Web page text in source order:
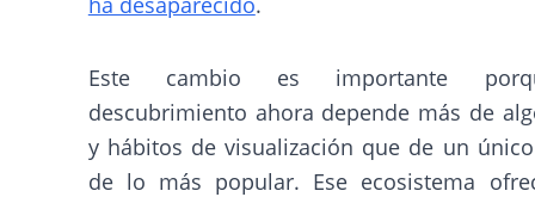
Este cambio es importante
descubrimiento ahora depende más de
y hábitos de visualización que de un
de lo más popular. Ese ecosistema